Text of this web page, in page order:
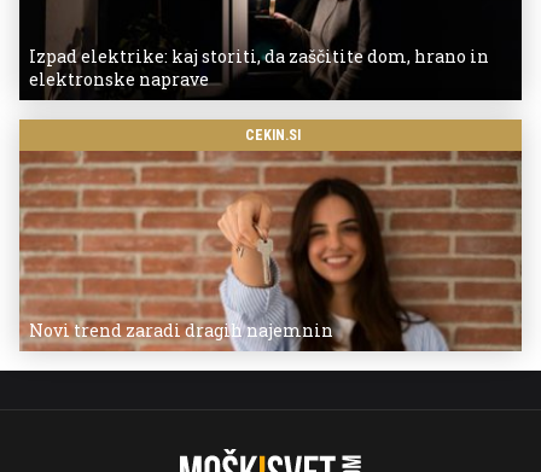
Izpad elektrike: kaj storiti, da zaščitite dom, hrano in
elektronske naprave
CEKIN.SI
Novi trend zaradi dragih najemnin